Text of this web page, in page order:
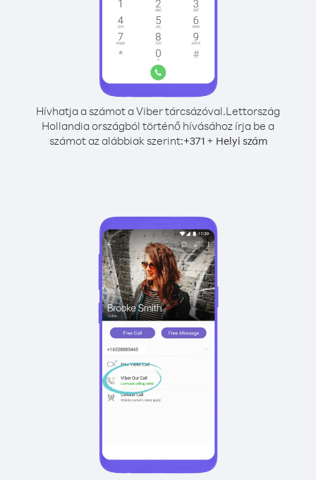
Hívhatja a számot a Viber tárcsázóval.Lettország
Hollandia országból történő hívásához írja be a
számot az alábbiak szerint:+371+ Helyi szám